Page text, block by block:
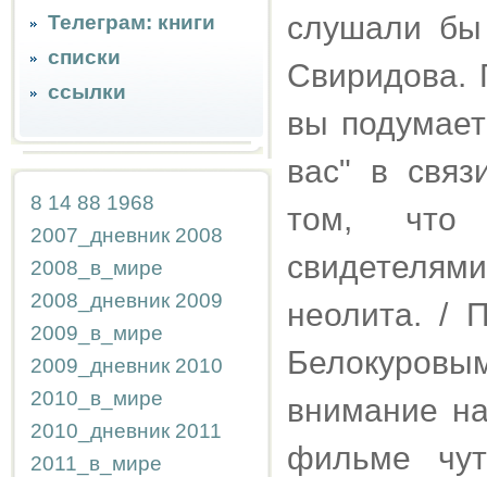
Телеграм: книги
списки
ссылки
8 14 88 1968
2007_дневник 2008
2008_в_мире
2008_дневник 2009
2009_в_мире
2009_дневник 2010
2010_в_мире
2010_дневник 2011
2011_в_мире
слушали бы
Свиридова.
вы
вас" в
том, что
неолита. /
внимание
фильме